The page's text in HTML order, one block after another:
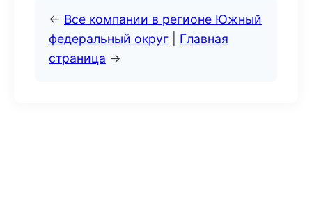
← Все компании в регионе Южный
федеральный округ
Главная
страница →